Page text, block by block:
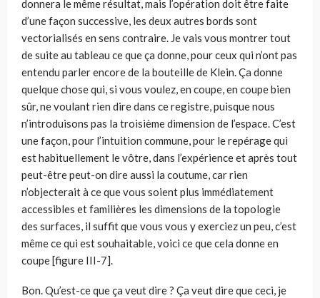
donnera le même résultat, mais l’opération doit être faite
d’une façon successive, les deux autres bords sont
vectorialisés en sens contraire. Je vais vous montrer tout
de suite au tableau ce que ça donne, pour ceux qui n’ont pas
entendu parler encore de la bouteille de Klein. Ça donne
quelque chose qui, si vous voulez, en coupe, en coupe bien
sûr, ne voulant rien dire dans ce registre, puisque nous
n’introduisons pas la troisième dimension de l’espace. C’est
une façon, pour l’intuition commune, pour le repérage qui
est habituel­lement le vôtre, dans l’expérience et après tout
peut-être peut-on dire aussi la coutume, car rien
n’objecterait à ce que vous soient plus immédiatement
acces­sibles et familières les dimensions de la topologie
des surfaces, il suffit que vous vous y exerciez un peu, c’est
même ce qui est souhaitable, voici ce que cela donne en
coupe [figure III-7].
Bon. Qu’est-ce que ça veut dire ? Ça veut dire que ceci, je